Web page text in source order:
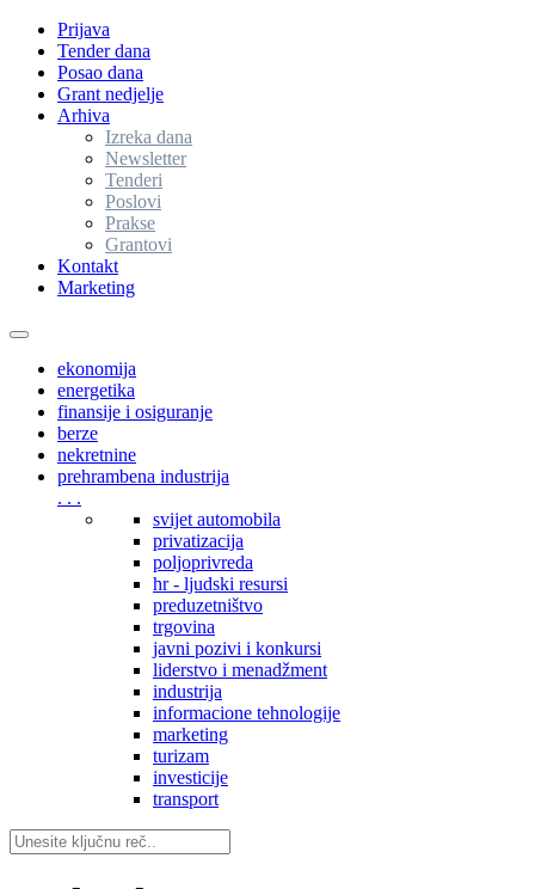
Prijava
Tender dana
Posao dana
Grant nedjelje
Arhiva
Izreka dana
Newsletter
Tenderi
Poslovi
Prakse
Grantovi
Kontakt
Marketing
Toggle
navigationekonomija
energetika
finansije i osiguranje
berze
nekretnine
prehrambena industrija
. . .
svijet automobila
privatizacija
poljoprivreda
hr - ljudski resursi
preduzetništvo
trgovina
javni pozivi i konkursi
liderstvo i menadžment
industrija
informacione tehnologije
marketing
turizam
investicije
transport